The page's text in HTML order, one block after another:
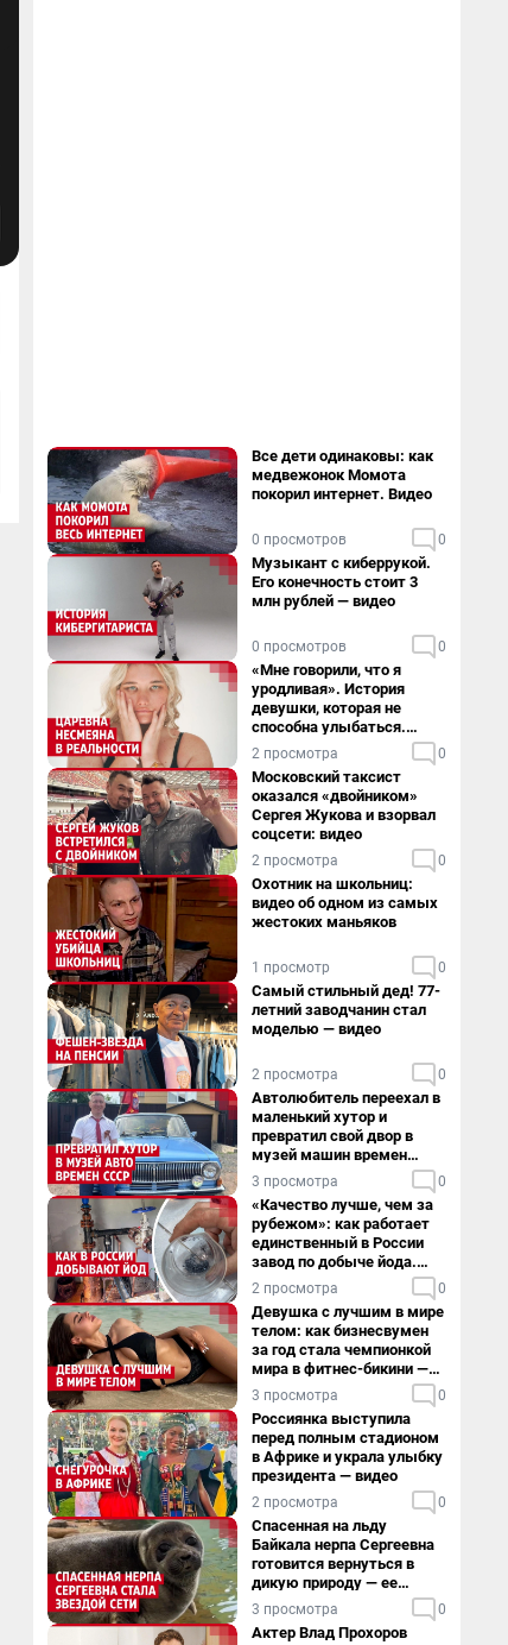
Все дети одинаковы: как
медвежонок Момота
покорил интернет. Видео
0 просмотров 0
Музыкант с киберрукой.
Его конечность стоит 3
млн рублей — видео
0 просмотров 0
«Мне говорили, что я
уродливая». История
девушки, которая не
способна улыбаться.
Видео
2 просмотра 0
Московский таксист
оказался «двойником»
Сергея Жукова и взорвал
соцсети: видео
2 просмотра 0
Охотник на школьниц:
видео об одном из самых
жестоких маньяков
1 просмотр 0
Самый стильный дед! 77-
летний заводчанин стал
моделью — видео
2 просмотра 0
Автолюбитель переехал в
маленький хутор и
превратил свой двор в
музей машин времен
СССР. Видео
3 просмотра 0
«Качество лучше, чем за
рубежом»: как работает
единственный в России
завод по добыче йода.
Видео
2 просмотра 0
Девушка с лучшим в мире
телом: как бизнесвумен
за год стала чемпионкой
мира в фитнес-бикини —
видео
3 просмотра 0
Россиянка выступила
перед полным стадионом
в Африке и украла улыбку
президента — видео
2 просмотра 0
Спасенная на льду
Байкала нерпа Сергеевна
готовится вернуться в
дикую природу — ее
видеоистория
3 просмотра 0
Актер Влад Прохоров